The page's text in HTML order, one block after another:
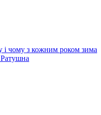
і чому з кожним роком зима